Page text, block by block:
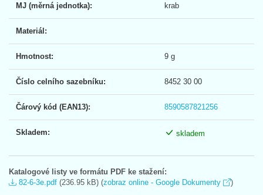
MJ (měrná jednotka): krab
Materiál:
Hmotnost: 9 g
Číslo celního sazebníku: 8452 30 00
Čárový kód (EAN13): 8590587821256
Skladem: skladem
Katalogové listy ve formátu PDF ke stažení:
82-6-3e.pdf (236.95 kB) (zobraz online - Google Dokumenty )